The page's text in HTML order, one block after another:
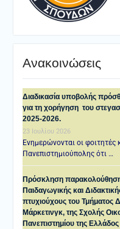
Ανακοινώσεις
Διαδικασία υποβολής
για τη χορήγηση του
2025-2026.
23 Ιουλίου 2026
Ενημερώνονται οι φοιτητές
Πανεπιστημιούπολης ότι …
Πρόσκληση
Παιδαγωγικής και
πτυχιούχους του Τμήματος
Μάρκετινγκ, της Σχολής
Πανεπιστημίου της Ελλάδος